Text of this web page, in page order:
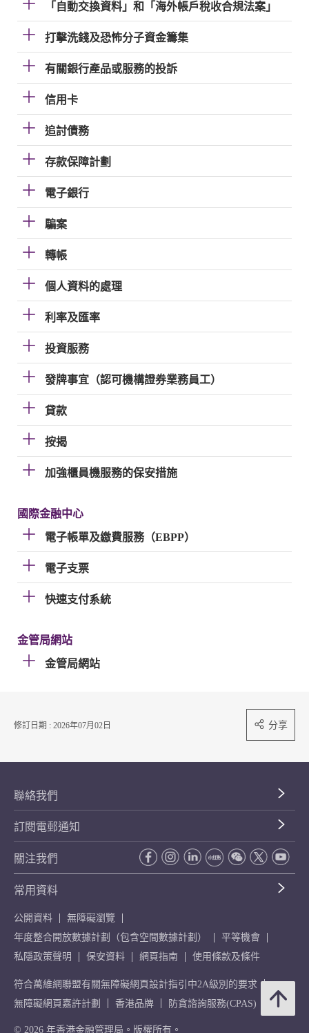
「自動交換資料」和「海外帳戶稅收合規法案」
打擊洗錢及恐怖分子資金籌集
有關銀行產品或服務的投訴
信用卡
追討債務
存款保障計劃
電子銀行
騙案
轉帳
個人資料的處理
利率及匯率
投資服務
發牌事宜（認可機構證券業務員工）
貸款
按揭
加強櫃員機服務的保安措施
國際金融中心
電子帳單及繳費服務（EBPP）
電子支票
快速支付系統
金管局網站
金管局網站
修訂日期 : 2026年07月02日 分享
聯絡我們
訂閱電郵通知
關注我們
常用資料
公開資料
無障礙瀏覽
年度整合開放數據計劃（包含空間數據計劃）
平等機會
私隱政策聲明
保安資料 網頁指南 使用條款及條件
符合萬維網聯盟有關無障礙網頁設計指引中2A級別的要求
無障礙網頁嘉許計劃
香港品牌 防貪諮詢服務(CPAS)
© 2026 年香港金融管理局。版權所有。